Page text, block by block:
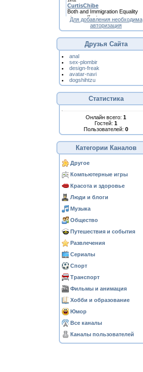
Для добавления необходима
авторизация
Друзья Сайта
anal
sex-plombir
design-freak
avatar-navi
dogshihtzu
Статистика
Онлайн всего: 1
Гостей: 1
Пользователей: 0
Категории Каналов
Другое
Компьютерные игры
Красота и здоровье
Люди и блоги
Музыка
Общество
Путешествия и события
Развлечения
Сериалы
Спорт
Транспорт
Фильмы и анимация
Хобби и образование
Юмор
Все каналы
Каналы пользователей